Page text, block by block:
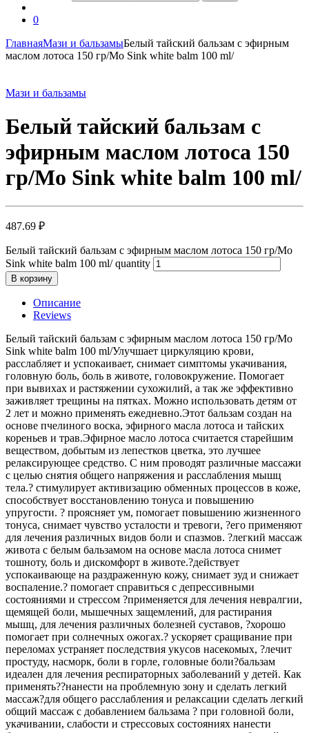
0
ГлавнаяМази и бальзамыБелый тайский бальзам с эфирным
маслом лотоса 150 гр/Mo Sink white balm 100 ml/
Мази и бальзамы
Белый тайский бальзам с
эфирным маслом лотоса 150
гр/Mo Sink white balm 100 ml/
487.69 ₽
Белый тайский бальзам с эфирным маслом лотоса 150 гр/Mo
Sink white balm 100 ml/ quantity
В корзину
Описание
Reviews
Белый тайский бальзам с эфирным маслом лотоса 150 гр/Mo
Sink white balm 100 ml/Улучшает циркуляцию крови,
расслабляет и успокаивает, снимает симптомы укачивания,
головную боль, боль в животе, головокружение. Помогает
при вывихах и растяжении сухожилий, а так же эффективно
заживляет трещины на пятках. Можно использовать детям от
2 лет и можно применять ежедневно.Этот бальзам создан на
основе пчелиного воска, эфирного масла лотоса и тайских
кореньев и трав.Эфирное масло лотоса считается старейшим
веществом, добытым из лепестков цветка, это лучшее
релаксирующее средство. С ним проводят различные массажи
с целью снятия общего напряжения и расслабления мышц
тела.? стимулирует активизацию обменных процессов в коже,
способствует восстановлению тонуса и повышению
упругости. ? проясняет ум, помогает повышению жизненного
тонуса, снимает чувство усталости и тревоги, ?его применяют
для лечения различных видов боли и спазмов. ?легкий массаж
живота с белым бальзамом на основе масла лотоса снимет
тошноту, боль и дискомфорт в животе.?действует
успокаивающе на раздраженную кожу, снимает зуд и снижает
воспаление.? помогает справиться с депрессивными
состояниями и стрессом ?применяется для лечения невралгии,
щемящей боли, мышечных защемлений, для растирания
мышц, для лечения различных болезней суставов, ?хорошо
помогает при солнечных ожогах.? ускоряет сращивание при
переломах устраняет последствия укусов насекомых, ?лечит
простуду, насморк, боли в горле, головные боли?бальзам
идеален для лечения респираторных заболеваний у детей. Как
применять??нанести на проблемную зону и сделать легкий
массаж?для общего расслабления и релаксации сделать легкий
общий массаж с добавлением бальзама ? при головной боли,
укачивании, слабости и стрессовых состояниях нанести